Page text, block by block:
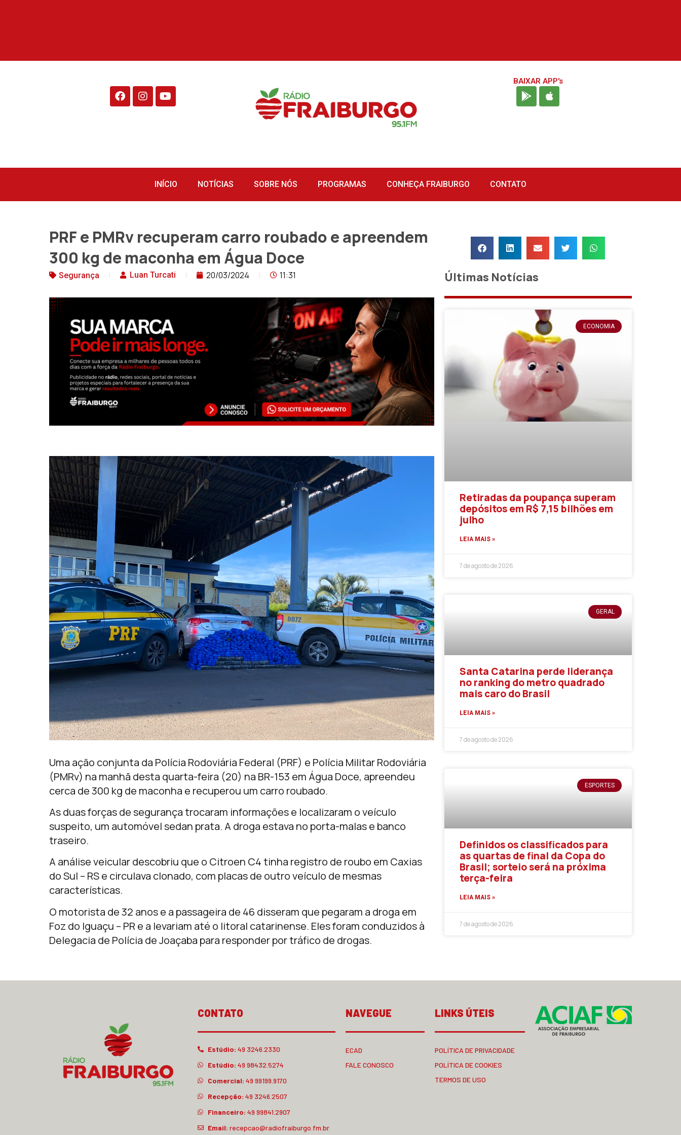
BAIXAR APP's
INÍCIO NOTÍCIAS SOBRE NÓS PROGRAMAS CONHEÇA FRAIBURGO CONTATO
PRF e PMRv recuperam carro roubado e apreendem
300 kg de maconha em Água Doce
Segurança Luan Turcati 20/03/2024 11:31
Uma ação conjunta da Polícia Rodoviária Federal (PRF) e Polícia Militar Rodoviária
(PMRv) na manhã desta quarta-feira (20) na BR-153 em Água Doce, apreendeu
cerca de 300 kg de maconha e recuperou um carro roubado.
As duas forças de segurança trocaram informações e localizaram o veículo
suspeito, um automóvel sedan prata. A droga estava no porta-malas e banco
traseiro.
A análise veicular descobriu que o Citroen C4 tinha registro de roubo em Caxias
do Sul – RS e circulava clonado, com placas de outro veículo de mesmas
características.
O motorista de 32 anos e a passageira de 46 disseram que pegaram a droga em
Foz do Iguaçu – PR e a levariam até o litoral catarinense. Eles foram conduzidos à
Delegacia de Polícia de Joaçaba para responder por tráfico de drogas.
Últimas Notícias
ECONOMIA
Retiradas da poupança superam
depósitos em R$ 7,15 bilhões em
julho
LEIA MAIS »
7 de agosto de 2026
GERAL
Santa Catarina perde liderança
no ranking do metro quadrado
mais caro do Brasil
LEIA MAIS »
7 de agosto de 2026
ESPORTES
Definidos os classificados para
as quartas de final da Copa do
Brasil; sorteio será na próxima
terça-feira
LEIA MAIS »
7 de agosto de 2026
CONTATO
Estúdio: 49 3246.2330
Estúdio: 49 98432.5274
Comercial: 49 99199.9170
Recepção: 49 3246.2507
Financeiro: 49 99841.2907
Email: recepcao@radiofraiburgo.fm.br
NAVEGUE
ECAD
FALE CONOSCO
LINKS ÚTEIS
POLÍTICA DE PRIVACIDADE
POLÍTICA DE COOKIES
TERMOS DE USO